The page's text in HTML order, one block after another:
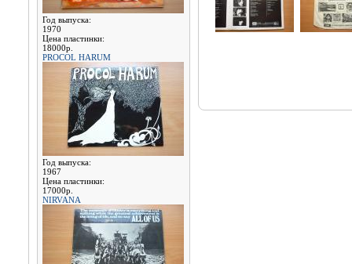
Год выпуска:
1970
Цена пластинки:
18000р.
PROCOL HARUM
Год выпуска:
1967
Цена пластинки:
17000р.
NIRVANA